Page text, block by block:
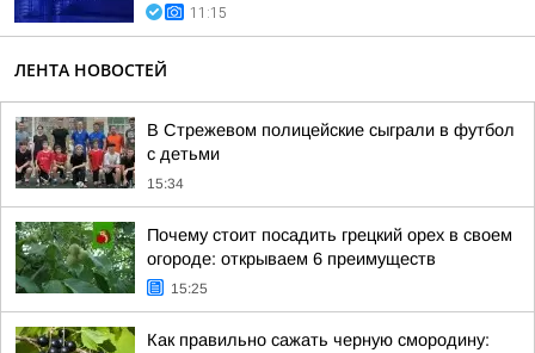
11:15
ЛЕНТА НОВОСТЕЙ
В Стрежевом полицейские сыграли в футбол
с детьми
15:34
Почему стоит посадить грецкий орех в своем
огороде: открываем 6 преимуществ
15:25
Как правильно сажать черную смородину: